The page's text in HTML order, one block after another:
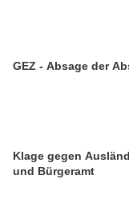
GEZ - Absage der
Klage gegen
und Bürgeramt